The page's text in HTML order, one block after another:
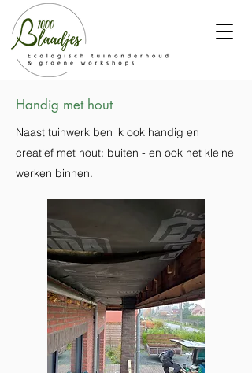
Handig met hout
Naast tuinwerk ben ik ook handig en
creatief met hout: buiten - en ook het kleine
werken binnen.